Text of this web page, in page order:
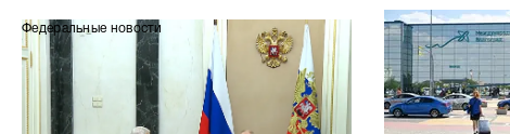
Федеральные новости